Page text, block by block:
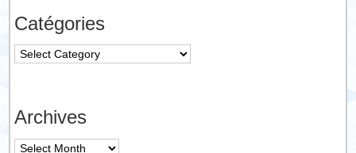
Catégories
Catégories
Archives
Archives